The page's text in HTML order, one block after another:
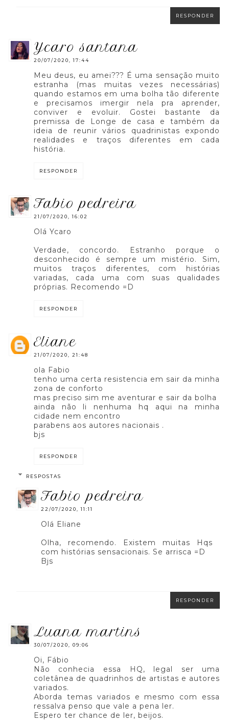
RESPONDER
ycaro santana
20/07/2020, 17:44
Meu deus, eu amei??? É uma sensação muito
estranha (mas muitas vezes necessárias)
quando estamos em uma bolha tão diferente
e precisamos imergir nela pra aprender,
conviver e evoluir. Gostei bastante da
premissa de Longe de casa e também da
ideia de reunir vários quadrinistas expondo
realidades e traços diferentes em cada
história.
RESPONDER
fabio pedreira
21/07/2020, 16:02
Olá Ycaro
Verdade, concordo. Estranho porque o
desconhecido é sempre um mistério. Sim,
muitos traços diferentes, com histórias
variadas, cada uma com suas qualidades
próprias. Recomendo =D
RESPONDER
eliane
21/07/2020, 21:48
ola Fabio
tenho uma certa resistencia em sair da minha
zona de conforto
mas preciso sim me aventurar e sair da bolha
ainda não li nenhuma hq aqui na minha
cidade nem encontro
parabens aos autores nacionais .
bjs
RESPONDER
RESPOSTAS
fabio pedreira
22/07/2020, 11:11
Olá Eliane
Olha, recomendo. Existem muitas Hqs
com histórias sensacionais. Se arrisca =D
Bjs
RESPONDER
luana martins
30/07/2020, 09:06
Oi, Fábio
Não conhecia essa HQ, legal ser uma
coletânea de quadrinhos de artistas e autores
variados.
Aborda temas variados e mesmo com essa
ressalva penso que vale a pena ler.
Espero ter chance de ler, beijos.